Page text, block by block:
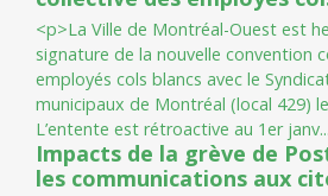
<p>L a Ville de Montréal-Ouest est he
signature de la nouvelle convention c
employés cols blancs avec le Syndica
municipaux de Montréal (local 429) le
L ’entente est rétroactive au 1er janv...
Impacts de la grève de
les communications aux